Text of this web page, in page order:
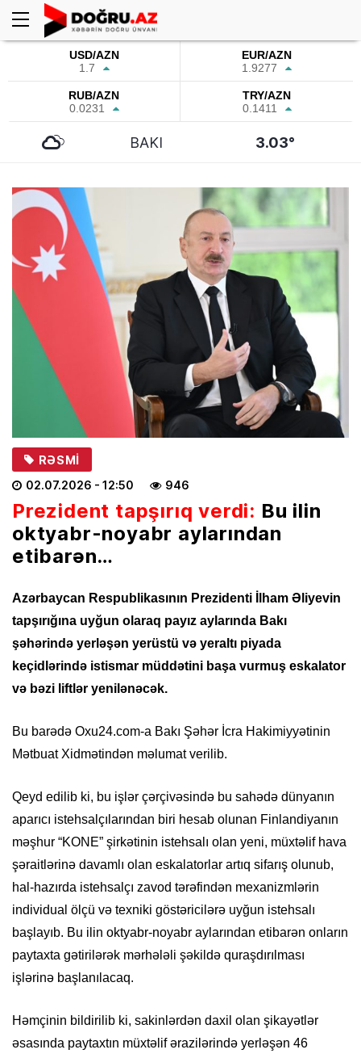
USD/AZN
1.7
EUR/AZN
1.9277
RUB/AZN
0.0231
TRY/AZN
0.1411
BAKI 3.03°
RƏSMI
02.07.2026 - 12:50 946
Prezident tapşırıq verdi: Bu ilin
oktyabr-noyabr aylarından
etibarən…
Azərbaycan Respublikasının Prezidenti İlham Əliyevin
tapşırığına uyğun olaraq payız aylarında Bakı
şəhərində yerləşən yerüstü və yeraltı piyada
keçidlərində istismar müddətini başa vurmuş eskalator
və bəzi liftlər yenilənəcək.
Bu barədə Oxu24.com-a Bakı Şəhər İcra Hakimiyyətinin
Mətbuat Xidmətindən məlumat verilib.
Qeyd edilib ki, bu işlər çərçivəsində bu sahədə dünyanın
aparıcı istehsalçılarından biri hesab olunan Finlandiyanın
məşhur “KONE” şirkətinin istehsalı olan yeni, müxtəlif hava
şəraitlərinə davamlı olan eskalatorlar artıq sifarış olunub,
hal-hazırda istehsalçı zavod tərəfindən mexanizmlərin
individual ölçü və texniki göstəricilərə uyğun istehsalı
başlayıb. Bu ilin oktyabr-noyabr aylarından etibarən onların
paytaxta gətirilərək mərhələli şəkildə quraşdırılması
işlərinə başlanılacaq.
Həmçinin bildirilib ki, sakinlərdən daxil olan şikayətlər
əsasında paytaxtın müxtəlif ərazilərində yerləşən 46